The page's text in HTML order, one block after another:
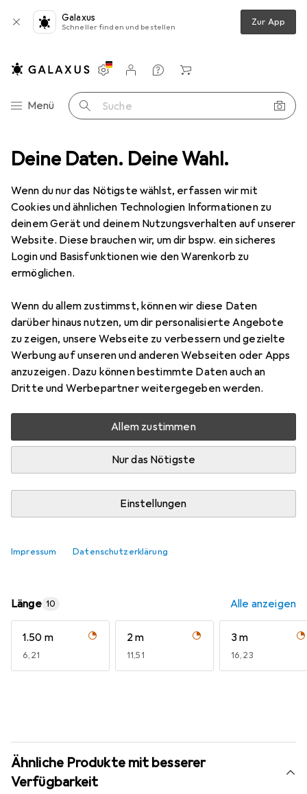
Deine Daten. Deine Wahl.
Wenn du nur das Nötigste wählst, erfassen wir mit
Cookies und ähnlichen Technologien Informationen zu
deinem Gerät und deinem Nutzungsverhalten auf unserer
Website. Diese brauchen wir, um dir bspw. ein sicheres
Login und Basisfunktionen wie den Warenkorb zu
ermöglichen.
Wenn du allem zustimmst, können wir diese Daten
darüber hinaus nutzen, um dir personalisierte Angebote
zu zeigen, unsere Webseite zu verbessern und gezielte
Werbung auf unseren und anderen Webseiten oder Apps
anzuzeigen. Dazu können bestimmte Daten auch an
Dritte und Werbepartner weitergegeben werden.
Allem zustimmen
Nur das Nötigste
Einstellungen
Impressum Datenschutzerklärung
Galaxus
Schneller finden und bestellen Zur App
Navigation nach Kategorien
Menü Suche
Einstellungen
Kundenkonto
Vergleichslisten
Merklisten
Warenkorb
Rastnasenschutz (RNS®), S/FTP, PiMF, halogenfrei, 600MHz, OFC
4 Bilder
Good ConnectionsRJ45 Patchkabel
mitCat.7 Rohkabel und
Rastnasenschutz (RNS®), S/FTP, PiMF,
halogenfrei, 600MHz, OFC
S/FTP, 100 m
16
Bewertungen Marke
Mehr von Good
Connections
Aktuell nicht lieferbar
Benachrichtigen, wenn lieferbar
Vergleichen Merken
Kostenloser Versand ab 30,– i
Länge 10 Alle anzeigen
1.50 m
EUR
6,21
2 m
EUR
11,51
3 m
EUR
16,23
Ähnliche Produkte mit besserer
Verfügbarkeit